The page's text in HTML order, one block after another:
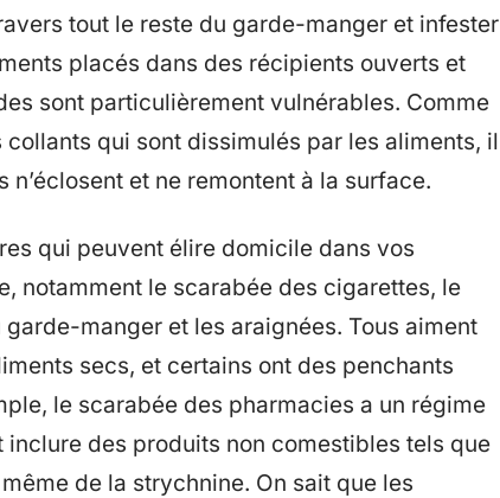
tout le reste du garde-manger et infester
placés dans des récipients ouverts et
sont particulièrement vulnérables. Comme
qui sont dissimulés par les aliments, il
et ne remontent à la surface.
qui peuvent élire domicile dans vos
notamment le scarabée des cigarettes, le
manger et les araignées. Tous aiment
secs, et certains ont des penchants
le scarabée des pharmacies a un régime
des produits non comestibles tels que
de la strychnine. On sait que les